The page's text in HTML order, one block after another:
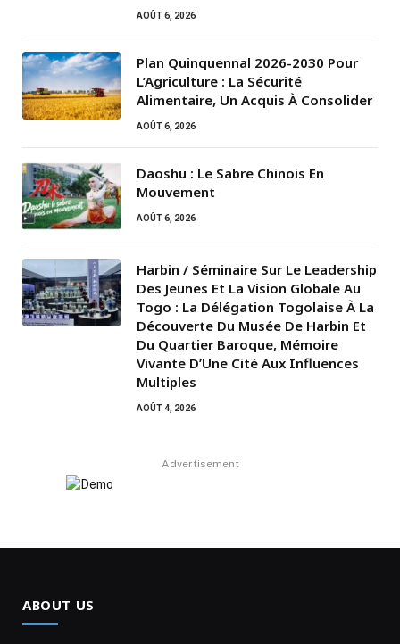
AOÛT 6, 2026
Plan Quinquennal 2026-2030 Pour
L’Agriculture : La Sécurité
Alimentaire, Un Acquis À Consolider
AOÛT 6, 2026
Daoshu : Le Sabre Chinois En
Mouvement
AOÛT 6, 2026
Harbin / Séminaire Sur Le Leadership
Des Jeunes Et La Vision Globale Au
Togo : La Délégation Togolaise À La
Découverte Du Musée De Harbin Et
Du Quartier Baroque, Mémoire
Vivante D’Une Cité Aux Influences
Multiples
AOÛT 4, 2026
Advertisement
ABOUT US